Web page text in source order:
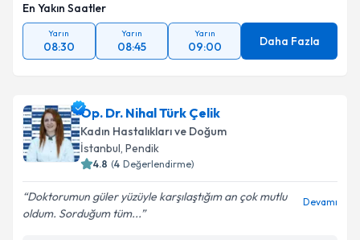
En Yakın Saatler
Yarın
08:30
Yarın
08:45
Yarın
09:00 Daha Fazla
Op. Dr. Nihal Türk Çelik
Kadın Hastalıkları ve Doğum
İstanbul, Pendik
4.8 (4 Değerlendirme)
Doktorumun güler yüzüyle karşılaştığım an çok mutlu
oldum. Sorduğum tüm...
Devamı